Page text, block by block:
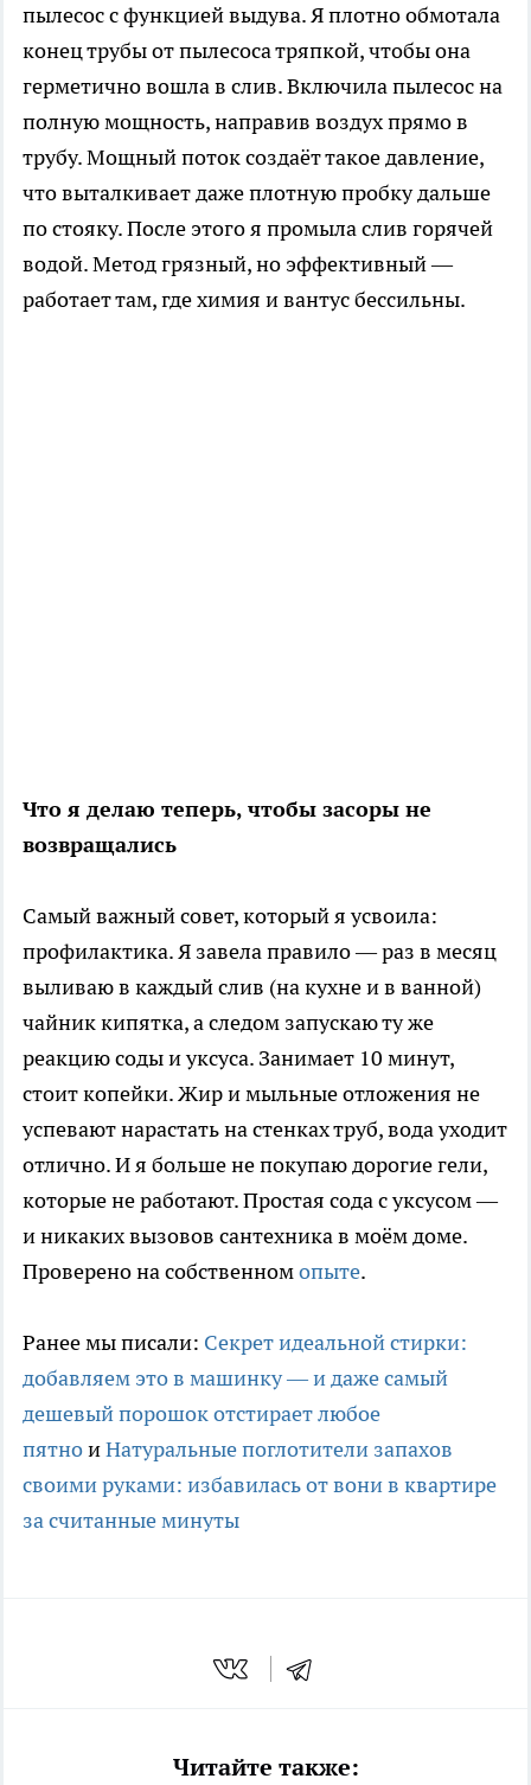
пылесос с функцией выдува. Я плотно обмотала
конец трубы от пылесоса тряпкой, чтобы она
герметично вошла в слив. Включила пылесос на
полную мощность, направив воздух прямо в
трубу. Мощный поток создаёт такое давление,
что выталкивает даже плотную пробку дальше
по стояку. После этого я промыла слив горячей
водой. Метод грязный, но эффективный —
работает там, где химия и вантус бессильны.
Что я делаю теперь, чтобы засоры не
возвращались
Самый важный совет, который я усвоила:
профилактика. Я завела правило — раз в месяц
выливаю в каждый слив (на кухне и в ванной)
чайник кипятка, а следом запускаю ту же
реакцию соды и уксуса. Занимает 10 минут,
стоит копейки. Жир и мыльные отложения не
успевают нарастать на стенках труб, вода уходит
отлично. И я больше не покупаю дорогие гели,
которые не работают. Простая сода с уксусом —
и никаких вызовов сантехника в моём доме.
Проверено на собственномопыте.
Ранее мы писали: Секрет идеальной стирки:
добавляем это в машинку — и даже самый
дешевый порошок отстирает любое
пятноиНатуральные поглотители запахов
своими руками: избавилась от вони в квартире
за считанные минуты
Читайте также: